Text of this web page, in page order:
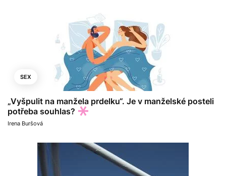
SEX
„Vyšpulit na manžela prdelku“. Je v manželské posteli
potřeba souhlas?
Irena Buršová